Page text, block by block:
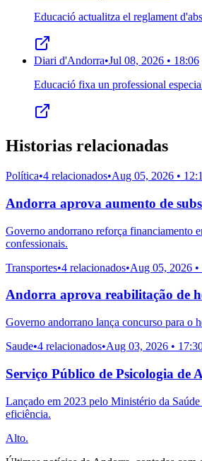
Educació actualitza el reglament
Diari d'Andorra•Jul 08, 2026 • 18:06
Educació fixa un professional
Historias relacionadas
Política•4 relacionados•Aug 05, 2026 •
Andorra aprova aumento de
Governo andorrano reforça financiamento
confessionais.
Transportes•4 relacionados•Aug 05, 2026 •
Andorra aprova reabilitação de
Governo andorrano lança concurso para o
Saude•4 relacionados•Aug 03, 2026 •
Serviço Público de Psicologia de
Lançado em 2023 pelo Ministério da
eficiência.
Alto.